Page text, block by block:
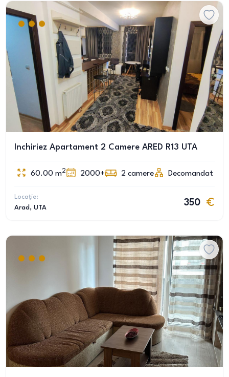
Inchiriez Apartament 2 Camere ARED R13 UTA
60.00 m2 2000+ 2 camere Decomandat
Locație:
Arad , UTA
350